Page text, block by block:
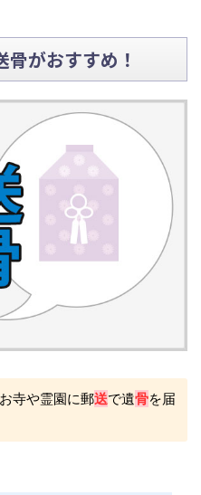
がおすすめ！
寺や霊園に郵送で遺骨を届